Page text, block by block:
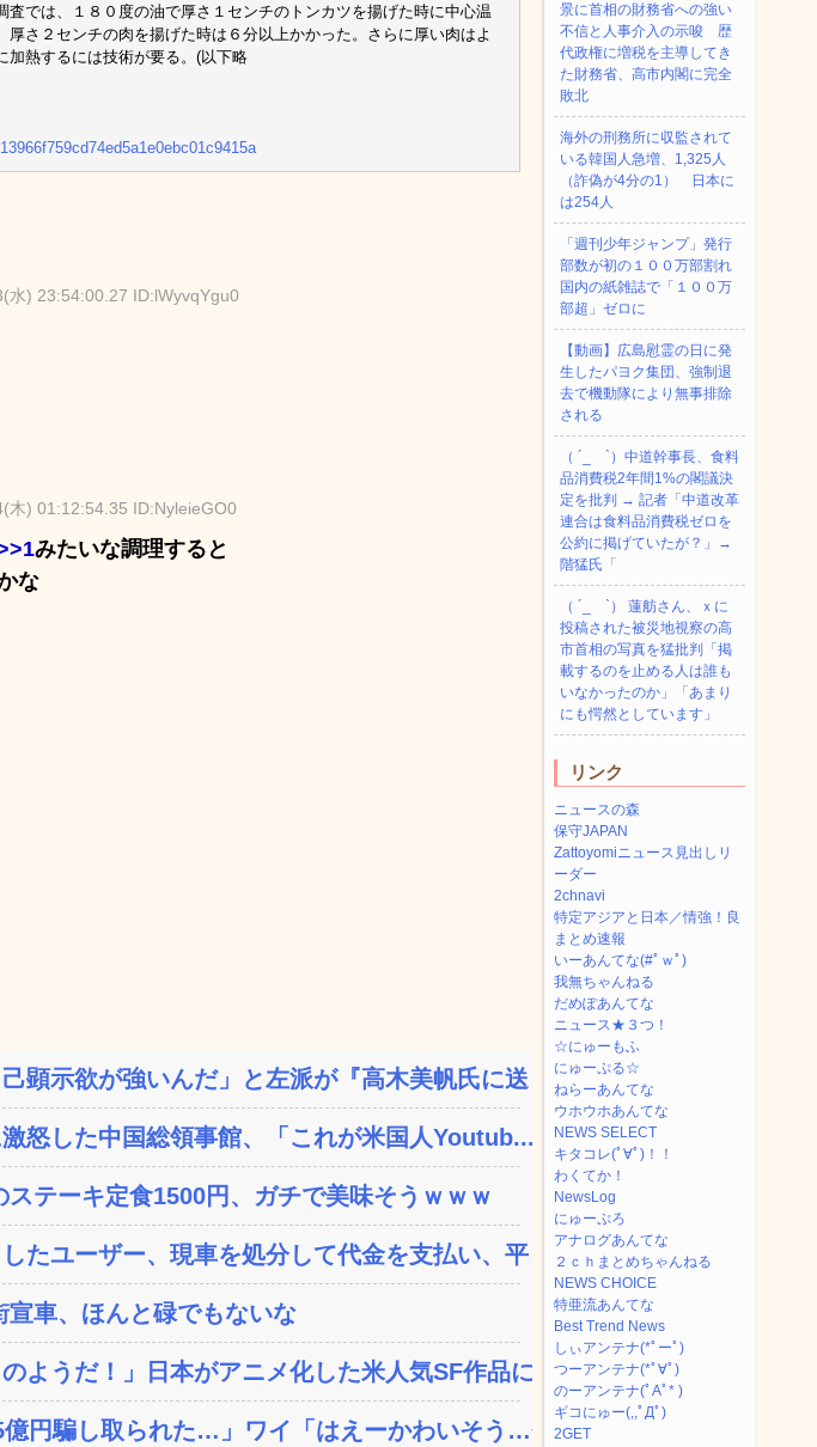
では、１８０度の油で厚さ１センチのトンカツを揚げた時に中心温
さ２センチの肉を揚げた時は６分以上かかった。さらに厚い肉はよ
加熱するには技術が要る。(以下略
水) 23:54:00.27 ID:lWyvqYgu0
木) 01:12:54.35 ID:NyleieGO0
みたいな調理すると
な
己顕示欲が強いんだ」と左派が『高木美帆氏に送られ...
怒した中国総領事館、「これが米国人Youtub...
ステーキ定食1500円、ガチで美味そうｗｗｗ
たユーザー、現車を処分して代金を支払い、平日の...
宣車、ほんと碌でもないな
ようだ！」日本がアニメ化した米人気SF作品に絶...
億円騙し取られた…」ワイ「はえーかわいそう…会...
景に首相の財務省への強い
不信と人事介入の示唆 歴
代政権に増税を主導してき
た財務省、高市内閣に完全
敗北
海外の刑務所に収監されて
いる韓国人急増、1,325人
（詐偽が4分の1） 日本に
は254人
「週刊少年ジャンプ」発行
部数が初の１００万部割れ
国内の紙雑誌で「１００万
部超」ゼロに
【動画】広島慰霊の日に発
生したパヨク集団、強制退
去で機動隊により無事排除
される
（ ´_ゝ`）中道幹事長、食料
品消費税2年間1%の閣議決
定を批判 → 記者「中道改革
連合は食料品消費税ゼロを
公約に掲げていたが？」→
階猛氏「
（ ´_ゝ`） 蓮舫さん、ｘに
投稿された被災地視察の高
市首相の写真を猛批判「掲
載するのを止める人は誰も
いなかったのか」「あまり
にも愕然としています」
リンク
ニュースの森
保守JAPAN
Zattoyomiニュース見出しリ
ーダー
2chnavi
特定アジアと日本／情強！良
まとめ速報
いーあんてな(#ﾟｗﾟ)
我無ちゃんねる
だめぽあんてな
ニュース★３つ！
☆にゅーもふ
にゅーぷる☆
ねらーあんてな
ウホウホあんてな
NEWS SELECT
キタコレ(ﾟ∀ﾟ)！！
わくてか！
NewsLog
にゅーぷろ
アナログあんてな
２ｃｈまとめちゃんねる
NEWS CHOICE
特亜流あんてな
Best Trend News
しぃアンテナ(*ﾟーﾟ)
つーアンテナ(*ﾟ∀ﾟ)
のーアンテナ(ﾟAﾟ* )
ギコにゅー(,,ﾟДﾟ)
2GET